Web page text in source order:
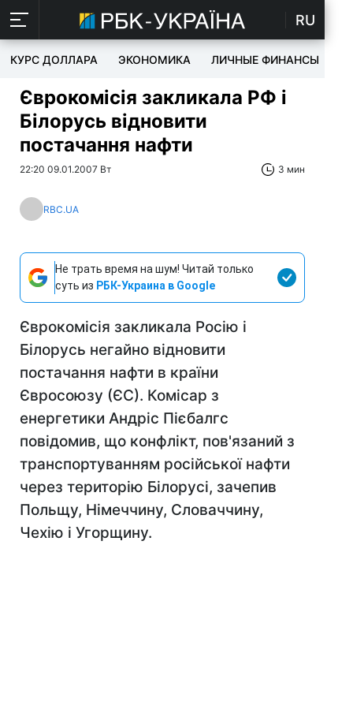
RU
КУРС ДОЛЛАРА ЭКОНОМИКА ЛИЧНЫЕ ФИНАНСЫ
Єврокомісія закликала РФ і
Білорусь відновити
постачання нафти
22:20 09.01.2007 Вт 3 мин
RBC.UA
Не трать время на шум! Читай только
суть из РБК-Украина в Google
Єврокомісія закликала Росію і
Білорусь негайно відновити
постачання нафти в країни
Євросоюзу (ЄС). Комісар з
енергетики Андріс Пієбалгс
повідомив, що конфлікт, пов'язаний з
транспортуванням російської нафти
через територію Білорусі, зачепив
Польщу, Німеччину, Словаччину,
Чехію і Угорщину.